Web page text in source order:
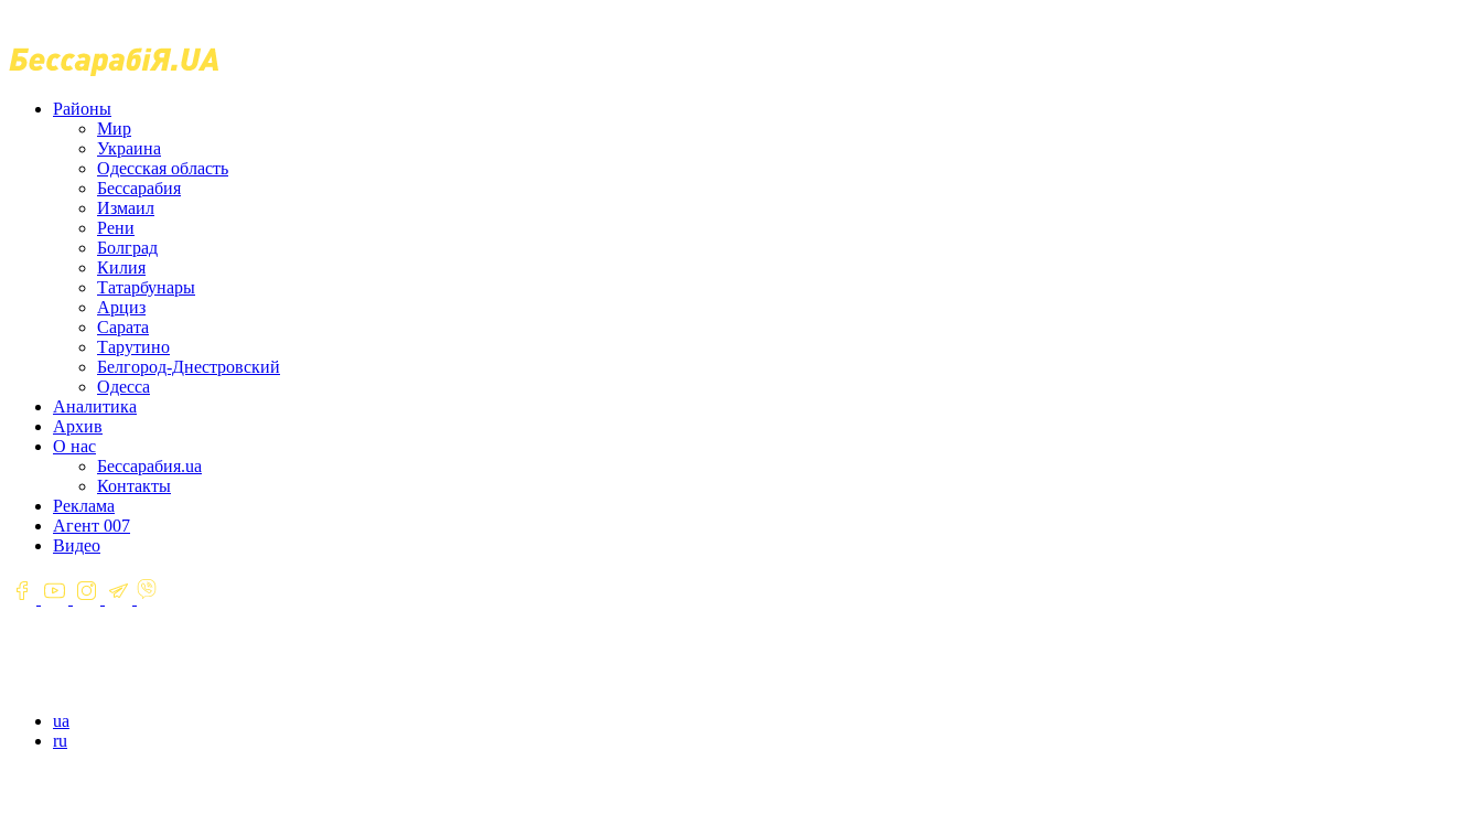
Районы
Мир
Украина
Одесская область
Бессарабия
Измаил
Рени
Болград
Килия
Татарбунары
Арциз
Сарата
Тарутино
Белгород-Днестровский
Одесса
Аналитика
Архив
О нас
Бессарабия.ua
Контакты
Реклама
Агент 007
Видео
ua
ru